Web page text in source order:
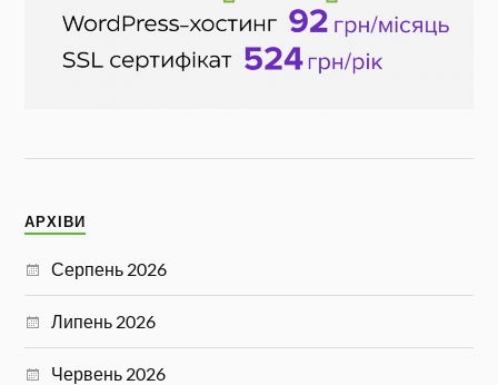
АРХІВИ
Серпень 2026
Липень 2026
Червень 2026